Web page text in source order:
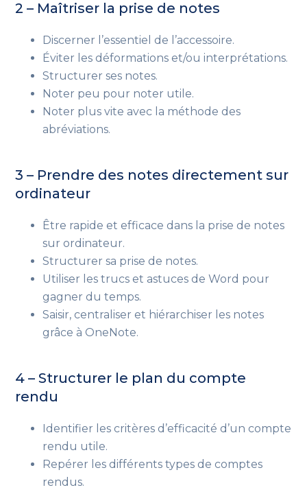
2 – Maîtriser la prise de notes
Discerner l’essentiel de l’accessoire.
Éviter les déformations et/ou interprétations.
Structurer ses notes.
Noter peu pour noter utile.
Noter plus vite avec la méthode des
abréviations.
3 – Prendre des notes directement sur
ordinateur
Être rapide et efficace dans la prise de notes
sur ordinateur.
Structurer sa prise de notes.
Utiliser les trucs et astuces de Word pour
gagner du temps.
Saisir, centraliser et hiérarchiser les notes
grâce à OneNote.
4 – Structurer le plan du compte
rendu
Identifier les critères d’efficacité d’un compte
rendu utile.
Repérer les différents types de comptes
rendus.